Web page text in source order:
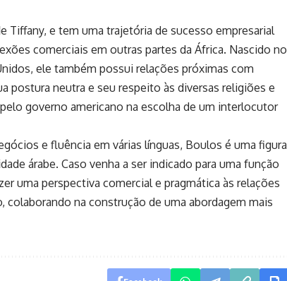
Tiffany, e tem uma trajetória de sucesso empresarial
comerciais em outras partes da África. Nascido no
ele também possui relações próximas com
postura neutra e seu respeito às diversas religiões e
governo americano na escolha de um interlocutor
e fluência em várias línguas, Boulos é uma figura
árabe. Caso venha a ser indicado para uma função
uma perspectiva comercial e pragmática às relações
na construção de uma abordagem mais